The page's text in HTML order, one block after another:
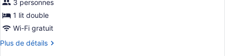
de
chambre :
Chambre
supérieure
double,
3 personnes
1 lit double
Wi-Fi gratuit
Plus de détails
Plus